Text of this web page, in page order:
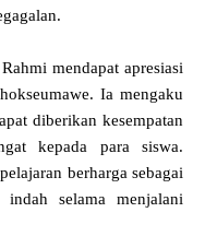
mendapat apresiasi
Ia mengaku
diberikan kesempatan
kepada para siswa.
berharga sebagai
selama menjalani